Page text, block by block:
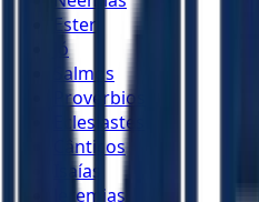
Ester
Jó
Salmos
Provérbios
Eclesiastes
Cânticos
Isaías
Jeremias